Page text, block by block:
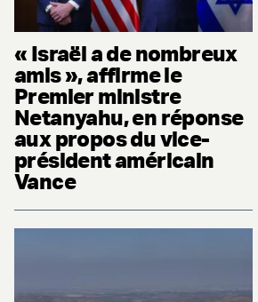
« Israël a de nombreux
amis », affirme le
Premier ministre
Netanyahu, en réponse
aux propos du vice-
président américain
Vance